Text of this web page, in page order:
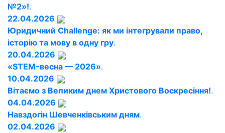
№2»!.
22.04.2026
Юридичний Challenge: як ми інтегрували право,
історію та мову в одну гру.
20.04.2026
«STEM-весна — 2026».
10.04.2026
Вітаємо з Великим днем Христового Воскресіння!.
04.04.2026
Навздогін Шевченківським дням.
02.04.2026